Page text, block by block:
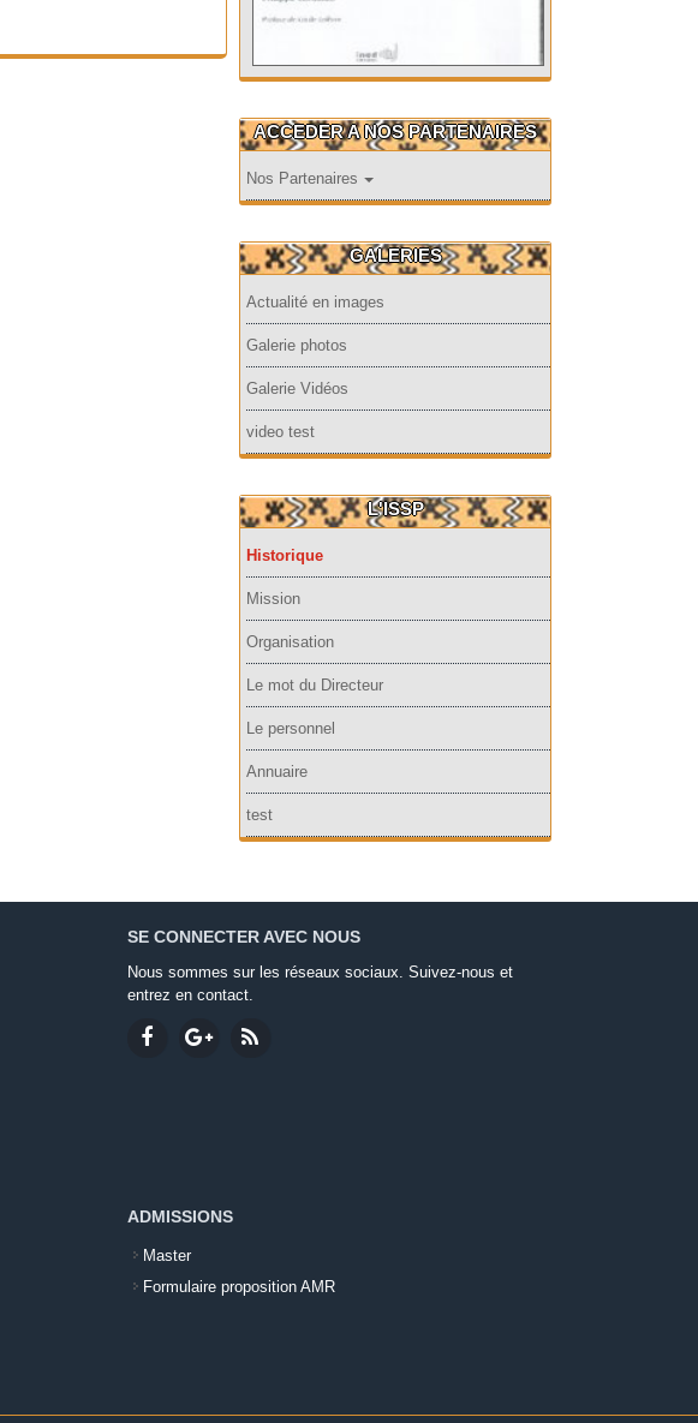
ACCEDER A NOS PARTENAIRES
Nos Partenaires
GALERIES
Actualité en images
Galerie photos
Galerie Vidéos
video test
L'ISSP
Historique
Mission
Organisation
Le mot du Directeur
Le personnel
Annuaire
test
SE CONNECTER AVEC NOUS
Nous sommes sur les réseaux sociaux. Suivez-nous et
entrez en contact.
ADMISSIONS
Master
Formulaire proposition AMR